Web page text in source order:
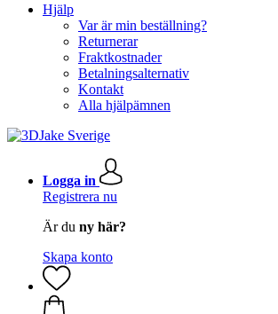
Hjälp
Var är min beställning?
Returnerar
Fraktkostnader
Betalningsalternativ
Kontakt
Alla hjälpämnen
Logga in
Registrera nu
Är du ny här?
Skapa konto